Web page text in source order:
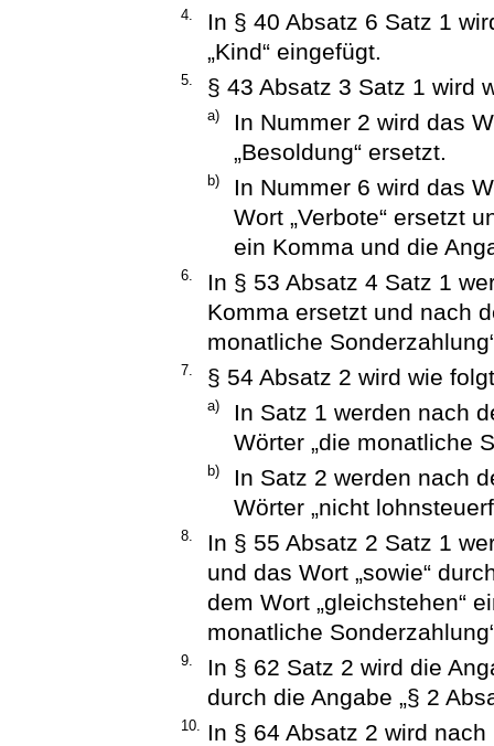
4.
In § 40 Absatz 6 Satz 1
„Kind“ eingefügt.
5. § 43 Absatz 3 Satz 1 wird
a)
In Nummer 2 wird das
„Besoldung“ ersetzt.
b)
In Nummer 6 wird das
Wort „Verbote“ ersetzt
ein Komma und die
6.
In § 53 Absatz 4 Satz 1
Komma ersetzt und nach
monatliche
7. § 54 Absatz 2 wird wie
a)
In Satz 1 werden nach
Wörter „die monatliche
b)
In Satz 2 werden nach
Wörter „nicht
8.
In § 55 Absatz 2 Satz 1
und das Wort „sowie“
dem Wort „gleichstehen“
monatliche
9.
In § 62 Satz 2 wird die
durch die Angabe „§ 2
10.
In § 64 Absatz 2 wird